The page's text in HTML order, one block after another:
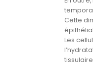
Cette
Les